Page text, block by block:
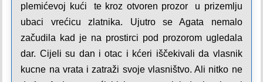
plemićevoj kući te kroz otvoren prozor u prizemlju
ubaci vrećicu zlatnika. Ujutro se Agata nemalo
začudila kad je na prostirci pod prozorom ugledala
dar. Cijeli su dan i otac i kćeri iščekivali da vlasnik
kucne na vrata i zatraži svoje vlasništvo. Ali nitko ne